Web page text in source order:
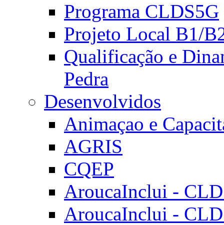
Programa CLDS5G
Projeto Local B1/
Qualificação e
Pedra
Desenvolvidos
Animaçao e
AGRIS
CQEP
AroucaInclui -
AroucaInclui -